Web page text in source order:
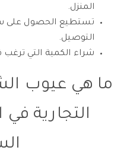
المنزل.
تستطيع الحصول على
التوصيل.
شراء الكمية التي
ما هي عيوب
التجارية